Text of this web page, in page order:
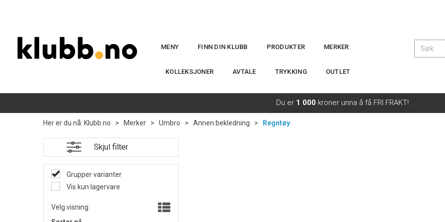
MENY FINN DIN KLUBB PRODUKTER MERKER
KOLLEKSJONER AVTALE TRYKKING OUTLET
Du er 1 000 kroner unna å få FRI FRAKT!
Her er du nå: Klubb.no > Merker > Umbro > Annen bekledning > Regntøy
Skjul filter
Grupper varianter
Vis kun lagervare
Velg visning: